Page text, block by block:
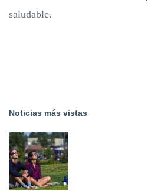
saludable.
Noticias más vistas